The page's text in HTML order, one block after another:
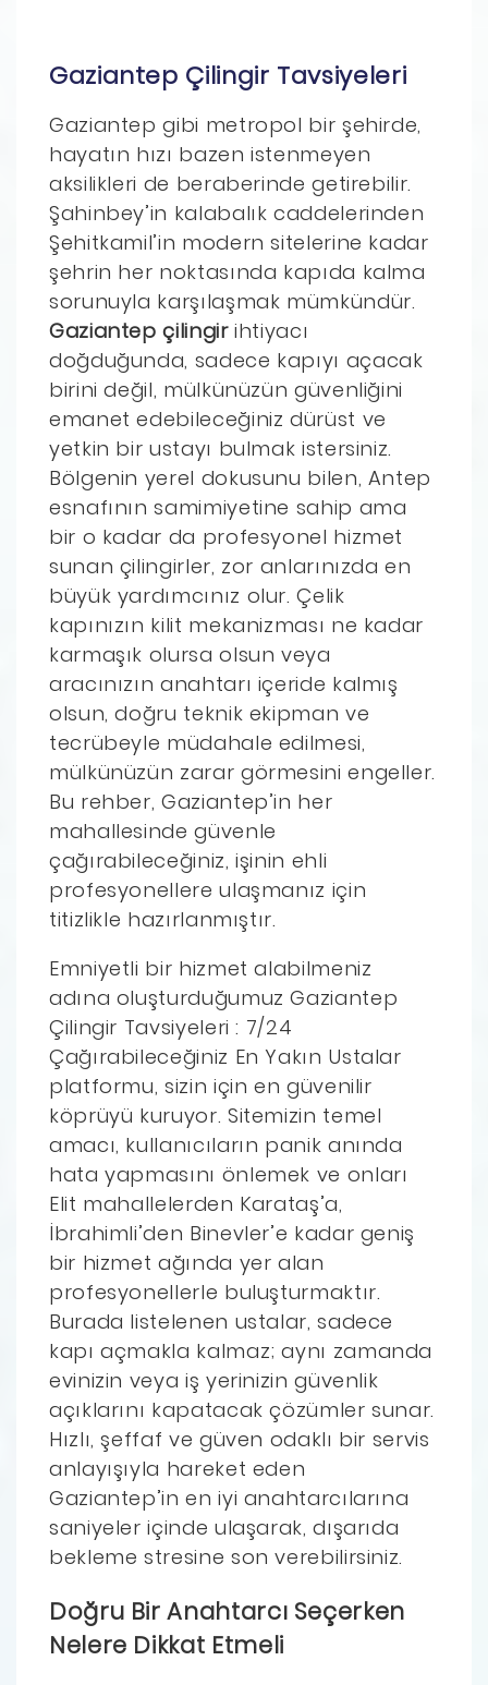
Gaziantep Çilingir Tavsiyeleri
Gaziantep gibi metropol bir şehirde,
hayatın hızı bazen istenmeyen
aksilikleri de beraberinde getirebilir.
Şahinbey’in kalabalık caddelerinden
Şehitkamil’in modern sitelerine kadar
şehrin her noktasında kapıda kalma
sorunuyla karşılaşmak mümkündür.
Gaziantep çilingirihtiyacı
doğduğunda, sadece kapıyı açacak
birini değil, mülkünüzün güvenliğini
emanet edebileceğiniz dürüst ve
yetkin bir ustayı bulmak istersiniz.
Bölgenin yerel dokusunu bilen, Antep
esnafının samimiyetine sahip ama
bir o kadar da profesyonel hizmet
sunan çilingirler, zor anlarınızda en
büyük yardımcınız olur. Çelik
kapınızın kilit mekanizması ne kadar
karmaşık olursa olsun veya
aracınızın anahtarı içeride kalmış
olsun, doğru teknik ekipman ve
tecrübeyle müdahale edilmesi,
mülkünüzün zarar görmesini engeller.
Bu rehber, Gaziantep’in her
mahallesinde güvenle
çağırabileceğiniz, işinin ehli
profesyonellere ulaşmanız için
titizlikle hazırlanmıştır.
Emniyetli bir hizmet alabilmeniz
adına oluşturduğumuz Gaziantep
Çilingir Tavsiyeleri : 7/24
Çağırabileceğiniz En Yakın Ustalar
platformu, sizin için en güvenilir
köprüyü kuruyor. Sitemizin temel
amacı, kullanıcıların panik anında
hata yapmasını önlemek ve onları
Elit mahallelerden Karataş’a,
İbrahimli’den Binevler’e kadar geniş
bir hizmet ağında yer alan
profesyonellerle buluşturmaktır.
Burada listelenen ustalar, sadece
kapı açmakla kalmaz; aynı zamanda
evinizin veya iş yerinizin güvenlik
açıklarını kapatacak çözümler sunar.
Hızlı, şeffaf ve güven odaklı bir servis
anlayışıyla hareket eden
Gaziantep’in en iyi anahtarcılarına
saniyeler içinde ulaşarak, dışarıda
bekleme stresine son verebilirsiniz.
Doğru Bir Anahtarcı Seçerken
Nelere Dikkat Etmeli